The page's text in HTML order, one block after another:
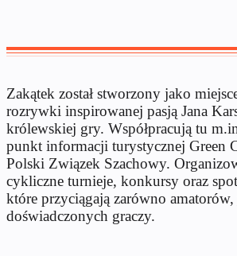
Zakątek został stworzony jako
rozrywki inspirowanej pasją Jana
królewskiej gry. Współpracują tu
punkt informacji turystycznej Green
Polski Związek Szachowy.
cykliczne turnieje, konkursy oraz
które przyciągają zarówno
doświadczonych graczy.